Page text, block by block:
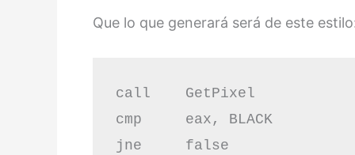
Que lo que generará será de este
call	GetPixel
cmp	eax, BLACK
jne	false